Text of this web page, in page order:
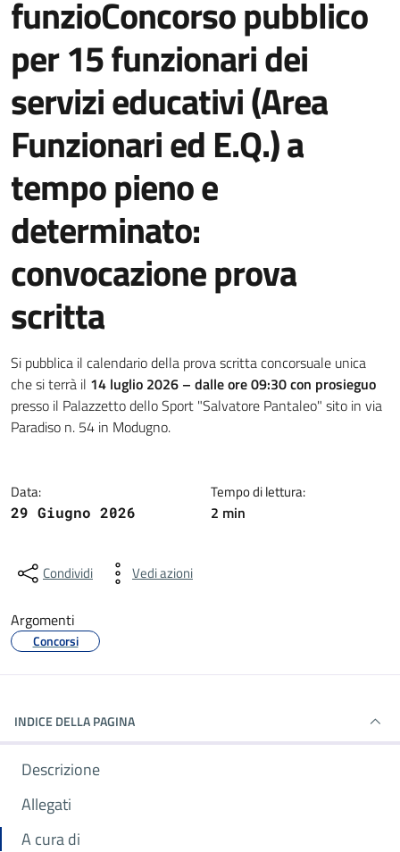
funzioConcorso pubblico
per 15 funzionari dei
servizi educativi (Area
Funzionari ed E.Q.) a
tempo pieno e
determinato:
convocazione prova
scritta
Dettagli della notizia
Si pubblica il calendario della prova scritta concorsuale unica
che si terrà il 14 luglio 2026 – dalle ore09:30 con prosieguo
presso il Palazzetto dello Sport "Salvatore Pantaleo" sito in via
Paradiso n. 54 in Modugno.
Data:
29 Giugno 2026
Tempo di lettura:
2 min
Condividi Vedi azioni
Argomenti
Concorsi
INDICE DELLA PAGINA
Descrizione
Allegati
A cura di